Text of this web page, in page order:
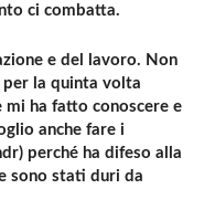
ci combatta.
e del lavoro. Non
la quinta volta
mi ha fatto conoscere e
anche fare i
perché ha difeso alla
sono stati duri da